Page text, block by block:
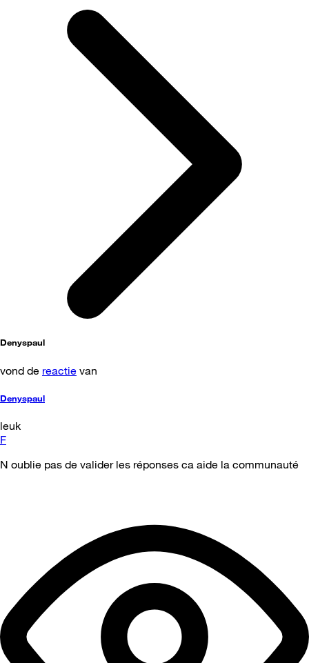
Denyspaul
vond de reactie van
Denyspaul
leuk
F
N oublie pas de valider les réponses ca aide la communauté